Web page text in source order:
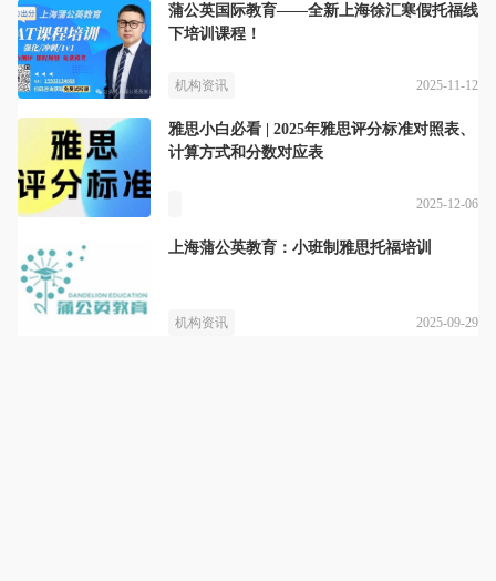
蒲公英国际教育——全新上海徐汇寒假托福线
下培训课程！
机构资讯 2025-11-12
雅思小白必看 | 2025年雅思评分标准对照表、
计算方式和分数对应表
2025-12-06
上海蒲公英教育：小班制雅思托福培训
机构资讯 2025-09-29